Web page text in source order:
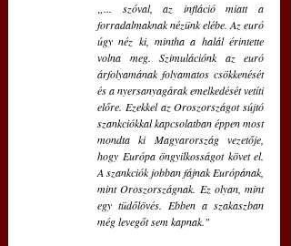
„... szóval, az infláció miatt a
forradalmaknak nézünk elébe. Az euró
úgy néz ki, mintha a halál érintette
volna meg. Szimulációnk az euró
árfolyamának folyamatos csökkenését
és a nyersanyagárak emelkedését vetíti
előre. Ezekkel az Oroszországot sújtó
szankciókkal kapcsolatban éppen most
mondta ki Magyarország vezetője,
hogy Európa öngyilkosságot követ el.
A szankciók jobban fájnak Európának,
mint Oroszországnak. Ez olyan, mint
egy tüdőlövés. Ebben a szakaszban
még levegőt sem kapnak."